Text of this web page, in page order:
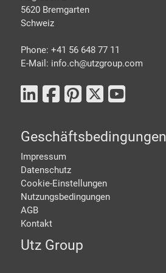
5620 Bremgarten
Schweiz
Phone: +41 56 648 77 11
E-Mail: info.ch@utzgroup.com
Geschäftsbedingungen
Impressum
Datenschutz
Cookie-Einstellungen
Nutzungsbedingungen
AGB
Kontakt
Utz Group